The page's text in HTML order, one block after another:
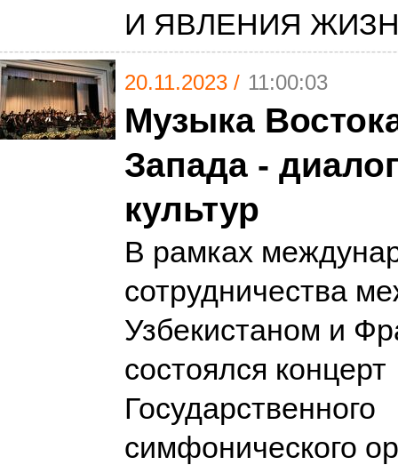
И ЯВЛЕНИЯ
20.11.2023 / 11:00:03
Музыка
Запада -
культур
В рамках
сотрудничества
Узбекистаном и
состоялся концерт
Государственного
симфонического